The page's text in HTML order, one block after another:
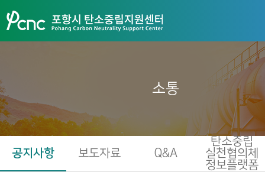
소통
공지사항 보도자료 Q&A
탄소중립
실천협의체
정보플랫폼